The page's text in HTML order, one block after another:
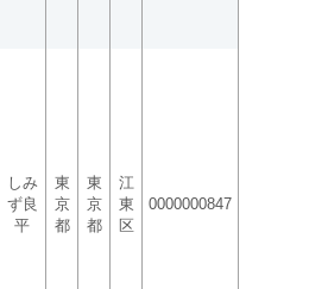
しみ
ず良
平
東
京
都
東
京
都
江
東
区
0000000847